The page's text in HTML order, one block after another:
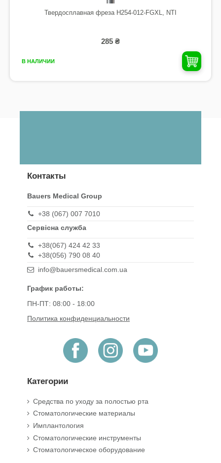
Твердосплавная фреза H254-012-FGXL, NTI
285 ₴
В НАЛИЧИИ
Контакты
Bauers Medical Group
+38 (067) 007 7010
Сервісна служба
+38(067) 424 42 33
+38(056) 790 08 40
info@bauersmedical.com.ua
График работы:
ПН-ПТ: 08:00 - 18:00
Политика конфиденциальности
Категории
Средства по уходу за полостью рта
Стоматологические материалы
Имплантология
Стоматологические инструменты
Стоматологическое оборудование